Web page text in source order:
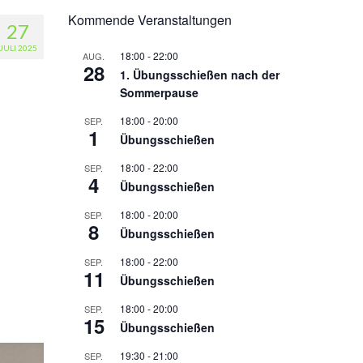
27
2025
Kommende Veranstaltungen
AUG.
28
18:00 -22:00
1. Übungsschießen nach der
Sommerpause
SEP.
1
18:00 -20:00
Übungsschießen
SEP.
4
18:00 -22:00
Übungsschießen
SEP.
8
18:00 -20:00
Übungsschießen
SEP.
11
18:00 -22:00
Übungsschießen
SEP.
15
18:00 -20:00
Übungsschießen
SEP. 19:30 -21:00